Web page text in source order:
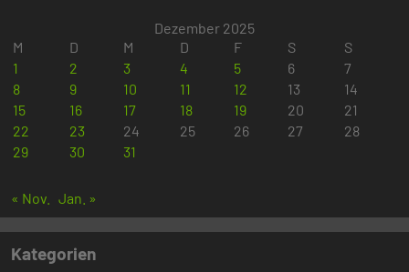
Dezember 2025
M
D M D F S
S
1
2 3 4 5 6
7
8
9 10 11 12 13
14
15
16 17 18 19 20
21
22
23 24 25 26 27
28
29
30 31
« Nov. Jan. »
Kategorien